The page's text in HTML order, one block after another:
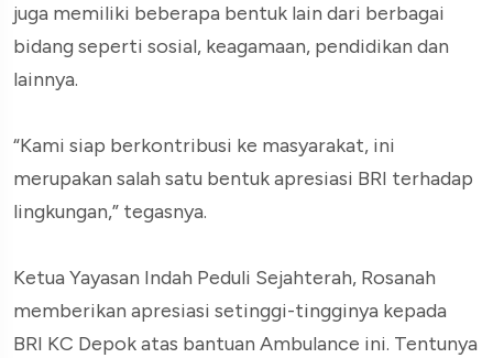
juga memiliki beberapa bentuk lain dari berbagai
bidang seperti sosial, keagamaan, pendidikan dan
lainnya.
“Kami siap berkontribusi ke masyarakat, ini
merupakan salah satu bentuk apresiasi BRI terhadap
lingkungan,” tegasnya.
Ketua Yayasan Indah Peduli Sejahterah, Rosanah
memberikan apresiasi setinggi-tingginya kepada
BRI KC Depok atas bantuan Ambulance ini. Tentunya